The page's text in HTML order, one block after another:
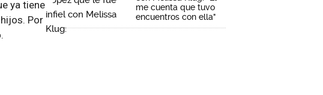
ya tiene
Por
me cuenta que tuvo
encuentros con ella"